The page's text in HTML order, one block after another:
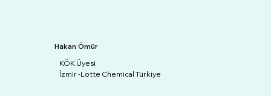
Hakan Ömür
KÖK Üyesi
İzmir -Lotte Chemical Türkiye